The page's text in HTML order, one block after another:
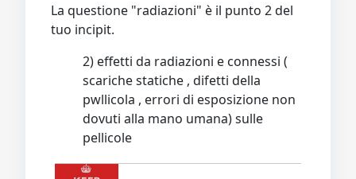
La questione "radiazioni" è il punto 2 del
tuo incipit.
2) effetti da radiazioni e connessi (
scariche statiche , difetti della
pwllicola , errori di esposizione non
dovuti alla mano umana) sulle
pellicole